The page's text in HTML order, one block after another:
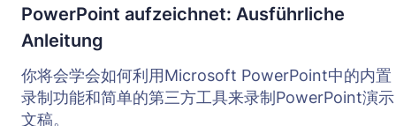
PowerPoint aufzeichnet: Ausführliche
Anleitung
你将会学会如何利用Microsoft PowerPoint中的内置
录制功能和简单的第三方工具来录制PowerPoint演示
文稿。